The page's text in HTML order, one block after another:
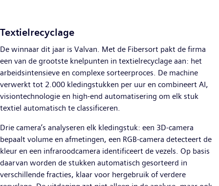
Textielrecyclage
De winnaar dit jaar is Valvan. Met de Fibersort pakt de firma
een van de grootste knelpunten in textielrecyclage aan: het
arbeidsintensieve en complexe sorteerproces. De machine
verwerkt tot 2.000 kledingstukken per uur en combineert AI,
visiontechnologie en high-end automatisering om elk stuk
textiel automatisch te classificeren.
Drie camera’s analyseren elk kledingstuk: een 3D-camera
bepaalt volume en afmetingen, een RGB-camera detecteert de
kleur en een infraroodcamera identificeert de vezels. Op basis
daarvan worden de stukken automatisch gesorteerd in
verschillende fracties, klaar voor hergebruik of verdere